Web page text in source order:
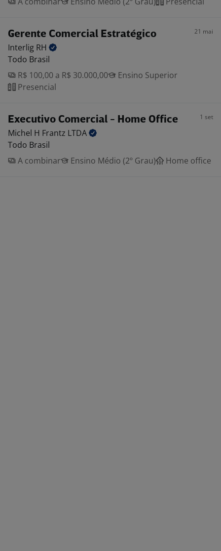
Gerente Comercial Estratégico 21 mai
Interlig RH
Todo Brasil
R$ 100,00 a R$ 30.000,00
Ensino Superior
Presencial
Executivo Comercial - Home Office 1 set
Michel H Frantz LTDA
Todo Brasil
A combinar
Ensino Médio (2º Grau) Home office